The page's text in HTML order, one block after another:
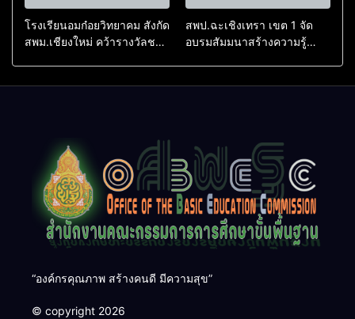
โรงเรียนอมก๋อยวิทยาคม สังกัด
สพม.เชียงใหม่ คว้ารางวัลชนะ
สพป.ฉะเชิงเทรา เขต 1 จัด
อบรมสัมมนาสร้างความรู้
“องค์กรคุณภาพ สร้างคนดี มีความสุข”
© copyright 2026